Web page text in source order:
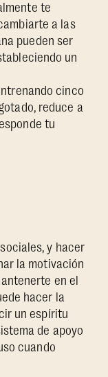
te
a las
pueden ser
un
cinco
reduce a
tu
y hacer
la motivación
en el
hacer la
un espíritu
de apoyo
cuando